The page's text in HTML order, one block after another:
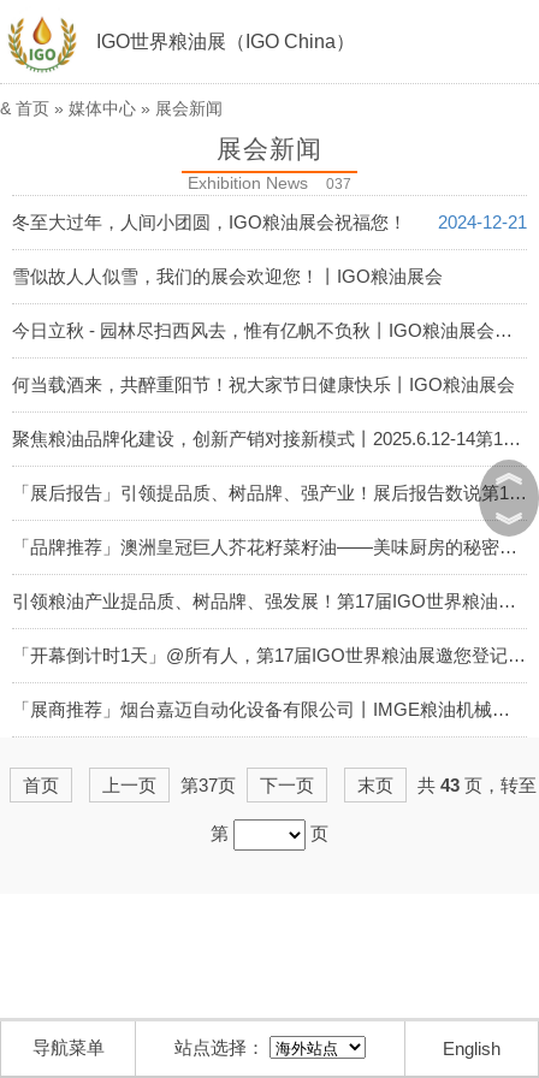
IGO世界粮油展（IGO China）
& 首页 » 媒体中心 » 展会新闻
展会新闻
Exhibition News 037
冬至大过年，人间小团圆，IGO粮油展会祝福您！ 2024-12-21
雪似故人人似雪，我们的展会欢迎您！丨IGO粮油展会
2024-12-06
今日立秋 - 园林尽扫西风去，惟有亿帆不负秋丨IGO粮油展会祝您节日健康快乐！
2024-11-07
何当载酒来，共醉重阳节！祝大家节日健康快乐丨IGO粮油展会
2024-10-11
聚焦粮油品牌化建设，创新产销对接新模式丨2025.6.12-14第18届IGO世界粮油展开创粮油全产业链发展新格局
2024-07-26
「展后报告」引领提品质、树品牌、强产业！展后报告数说第17届IGO世界粮油展！丨IGO粮油展会
2024-07-12
「品牌推荐」澳洲皇冠巨人芥花籽菜籽油——美味厨房的秘密武器
2024-06-27
引领粮油产业提品质、树品牌、强发展！第17届IGO世界粮油展6月16日圆满落幕丨IGO粮油展会
2024-06-26「开幕倒计时1天」@所有人，第17届IGO世界粮油展邀您登记！共襄粮油行业年度盛会丨IGO粮油展会
2024-06-13
「展商推荐」烟台嘉迈自动化设备有限公司丨IMGE粮油机械展会
首页
上一页 第37页 下一页 末页 共 43页，转至
第 页
︽
︾
导航菜单 站点选择： English